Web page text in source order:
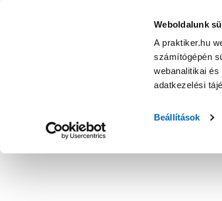
Weboldalunk
A praktiker.hu
számítógépén
webanalitikai
adatkezelési
Beállítások